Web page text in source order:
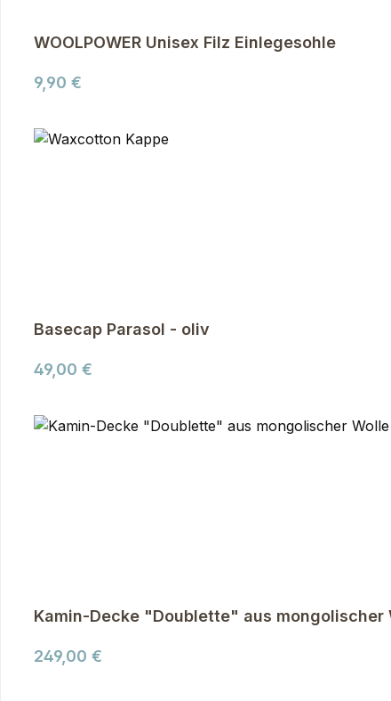
WOOLPOWER Unisex Filz Einlegesohle
Regulärer Preis:
9,90 €
Basecap Parasol - oliv
Regulärer Preis:
49,00 €
Kamin-Decke "Doublette" aus mongolischer
Regulärer Preis:
249,00 €